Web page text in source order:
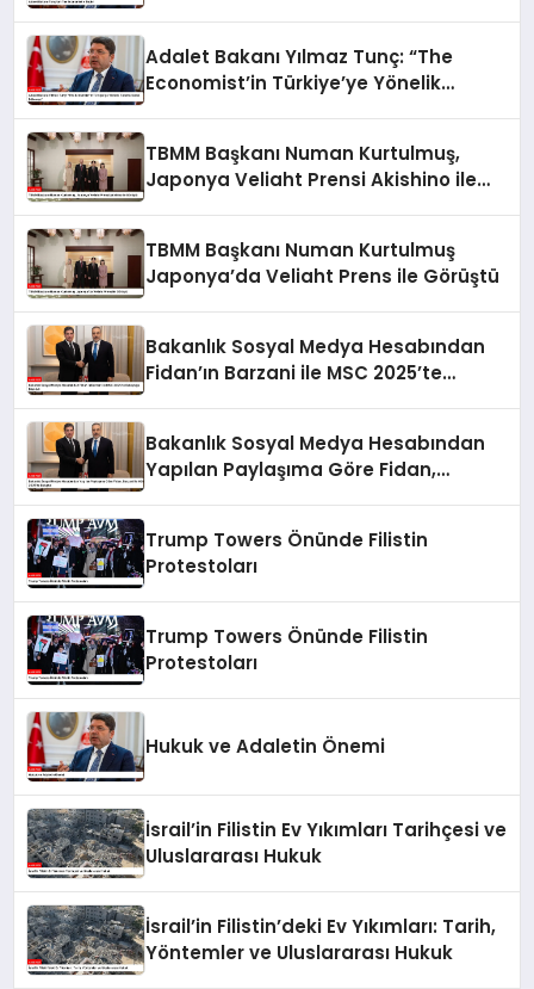
Adalet Bakanı Yılmaz Tunç: “The
Economist’in Türkiye’ye Yönelik
TBMM Başkanı Numan Kurtulmuş,
Japonya Veliaht Prensi Akishino ile
TBMM Başkanı Numan Kurtulmuş
Japonya’da Veliaht Prens ile Görüştü
Bakanlık Sosyal Medya Hesabından
Fidan’ın Barzani ile MSC 2025’te
Bakanlık Sosyal Medya Hesabından
Yapılan Paylaşıma Göre Fidan,
Trump Towers Önünde Filistin
Protestoları
Trump Towers Önünde Filistin
Protestoları
Hukuk ve Adaletin Önemi
İsrail’in Filistin Ev Yıkımları Tarihçesi ve
Uluslararası Hukuk
İsrail’in Filistin’deki Ev Yıkımları: Tarih,
Yöntemler ve Uluslararası Hukuk